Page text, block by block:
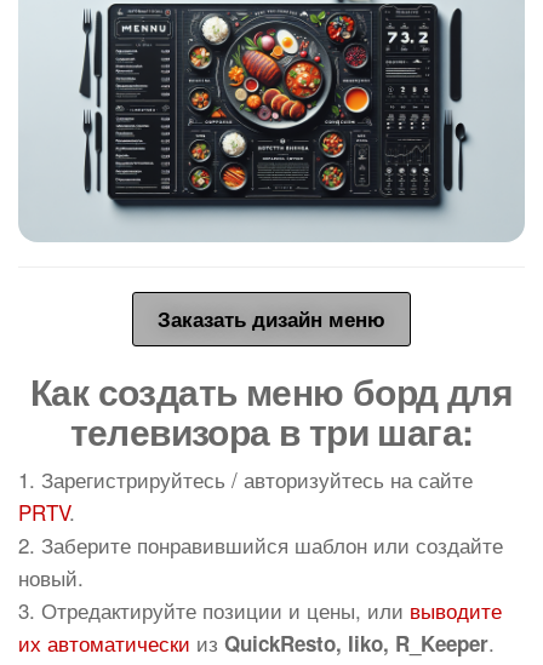
Заказать дизайн меню
Как создать меню борд для
телевизора в три шага:
1. Зарегистрируйтесь / авторизуйтесь на сайте
PRTV.
2. Заберите понравившийся шаблон или создайте
новый.
3. Отредактируйте позиции и цены, или выводите
их автоматически из QuickResto, Iiko, R_Keeper.